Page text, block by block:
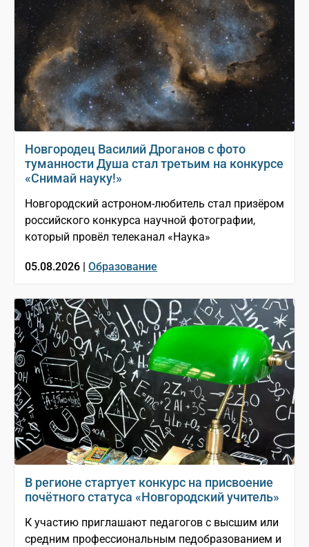
Новгородец Василий Дроганов с фото
туманности Душа стал третьим на конкурсе
«Снимай науку!»
Новгородский астроном-любитель стал призёром
российского конкурса научной фотографии,
который провёл телеканал «Наука»
05.08.2026 | Образование
В регионе стартует конкурс на присвоение
почётного статуса «Новгородский учитель»
К участию приглашают педагогов с высшим или
средним профессиональным педобразованием и